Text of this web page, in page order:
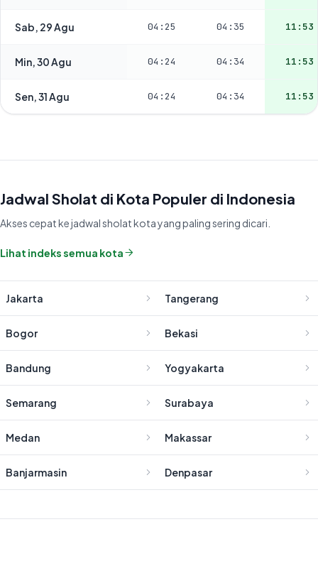
Sab, 29 Agu 04:25 04:35 11:53
Min, 30 Agu 04:24 04:34 11:53
Sen, 31 Agu 04:24 04:34 11:53
Jadwal Sholat di Kota Populer di Indonesia
Akses cepat ke jadwal sholat kota yang paling sering dicari.
Lihat indeks semua kota
Jakarta Tangerang
Bogor Bekasi
Bandung Yogyakarta
Semarang Surabaya
Medan Makassar
Banjarmasin Denpasar